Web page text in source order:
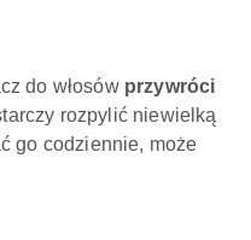
do włosów przywróci
rozpylić niewielką
go codziennie, może